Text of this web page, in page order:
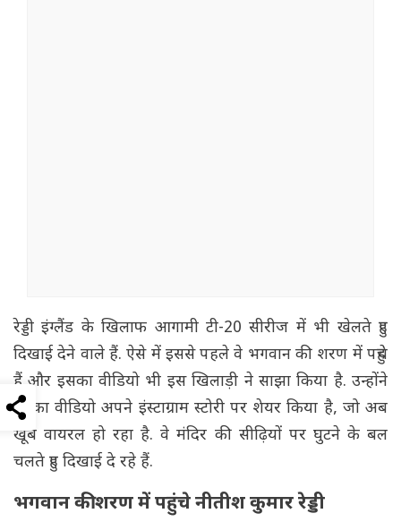
रेड्डी इंग्लैंड के खिलाफ आगामी टी-20 सीरीज में भी खेलते हुए
दिखाई देने वाले हैं. ऐसे में इससे पहले वे भगवान की शरण में पहुंचे
हैं और इसका वीडियो भी इस खिलाड़ी ने साझा किया है. उन्होंने
इसका वीडियो अपने इंस्टाग्राम स्टोरी पर शेयर किया है, जो अब
खूब वायरल हो रहा है. वे मंदिर की सीढ़ियों पर घुटने के बल
चलते हुए दिखाई दे रहे हैं.
भगवान की शरण में पहुंचे नीतीश कुमार रेड्डी